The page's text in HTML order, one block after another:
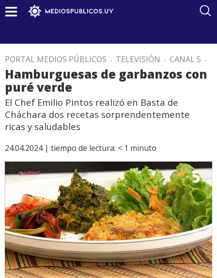
PORTAL MEDIOS PÚBLICOS . TELEVISIÓN . CANAL 5 .
Hamburguesas de garbanzos con
puré verde
El Chef Emilio Pintos realizó en Basta de
Cháchara dos recetas sorprendentemente
ricas y saludables
24.04.2024 | tiempo de lectura: < 1 minuto